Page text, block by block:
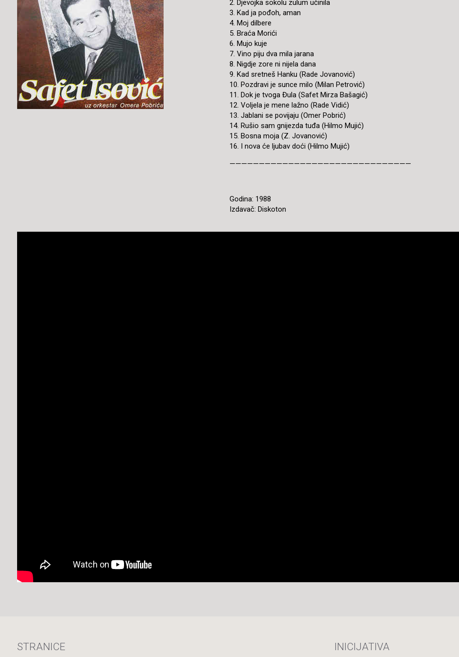
2. Djevojka sokolu zulum učinila
3. Kad ja pođoh, aman
4. Moj dilbere
5. Braća Morići
6. Mujo kuje
7. Vino piju dva mila jarana
8. Nigdje zore ni nijela dana
9. Kad sretneš Hanku (Rade Jovanović)
10. Pozdravi je sunce milo (Milan Petrović)
11. Dok je tvoga Đula (Safet Mirza Bašagić)
12. Voljela je mene lažno (Rade Vidić)
13. Jablani se povijaju (Omer Pobrić)
14. Rušio sam gnijezda tuđa (Hilmo Mujić)
15. Bosna moja (Z. Jovanović)
16. I nova će ljubav doći (Hilmo Mujić)
———————————————————————————————
Godina: 1988
Izdavač: Diskoton
STRANICE INICIJATIVA